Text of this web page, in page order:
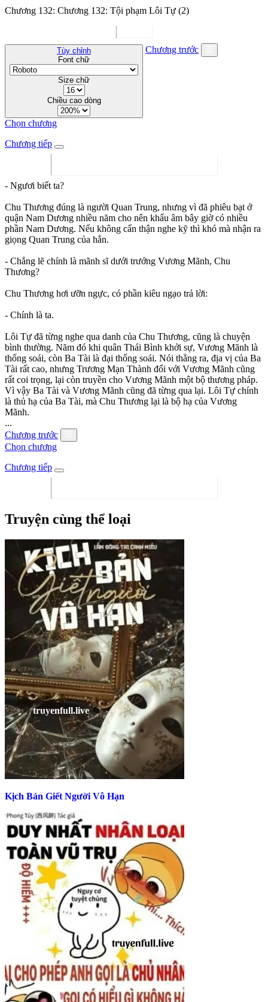
Chương 132: Chương 132: Tội phạm Lôi Tự (2)
Tùy chỉnh
Font chữ
Size chữ
Chiều cao dòng
Chương trước
Chọn chương
Chương tiếp
- Ngươi biết ta?
Chu Thương đúng là người Quan Trung, nhưng vì đã phiêu bạt ở
quận Nam Dương nhiều năm cho nên khẩu âm bây giờ có nhiều
phần Nam Dương. Nếu không cẩn thận nghe kỹ thì khó mà nhận ra
giọng Quan Trung của hắn.
- Chẳng lẽ chính là mãnh sĩ dưới trướng Vương Mãnh, Chu
Thương?
Chu Thương hơi ưỡn ngực, có phần kiêu ngạo trả lời:
- Chính là ta.
Lôi Tự đã từng nghe qua danh của Chu Thương, cũng là chuyện
bình thường. Năm đó khi quân Thái Bình khởi sự, Vương Mãnh là
thống soái, còn Ba Tài là đại thống soái. Nói thẳng ra, địa vị của Ba
Tài rất cao, nhưng Trương Mạn Thành đối với Vương Mãnh cũng
rất coi trọng, lại còn truyền cho Vương Mãnh một bộ thương pháp.
Vì vậy Ba Tài và Vương Mãnh cũng đã từng qua lại. Lôi Tự chính
là thủ hạ của Ba Tài, mà Chu Thương lại là bộ hạ của Vương
Mãnh.
...
Chương trước
Chọn chương
Chương tiếp
Truyện cùng thể loại
Kịch Bản Giết Người Vô Hạn